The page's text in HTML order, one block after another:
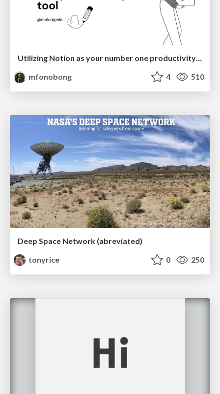
mfonobong
4 510
Deep Space Network (abreviated)
tonyrice
0 250